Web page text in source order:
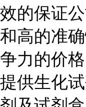
效的保证
和高的准
争力的价
提供生化